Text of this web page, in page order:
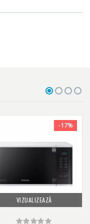
VIZUALIZEAZĂ
-17%